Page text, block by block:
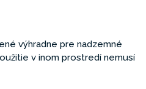
výhradne pre nadzemné
v inom prostredí nemusí